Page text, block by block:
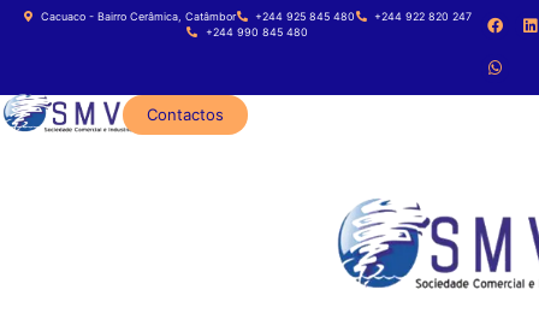
Cacuaco - Bairro Cerâmica, Catâmbor +244 925 845 480
+244 922 820 247
+244 990 845 480
Contactos